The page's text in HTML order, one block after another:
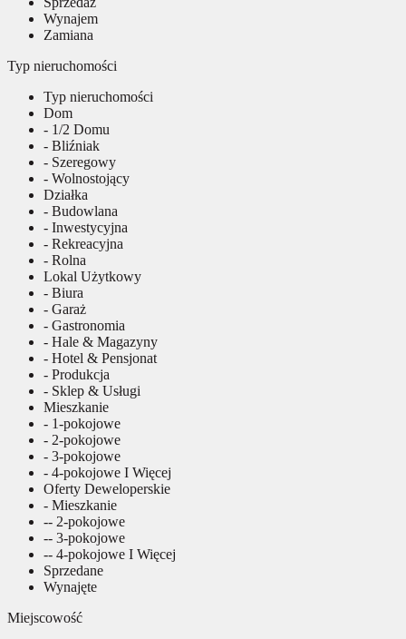
Wynajem
Zamiana
Typ nieruchomości
Typ nieruchomości
Dom
- 1/2 Domu
- Bliźniak
- Szeregowy
- Wolnostojący
Działka
- Budowlana
- Inwestycyjna
- Rekreacyjna
- Rolna
Lokal Użytkowy
- Biura
- Garaż
- Gastronomia
- Hale & Magazyny
- Hotel & Pensjonat
- Produkcja
- Sklep & Usługi
Mieszkanie
- 1-pokojowe
- 2-pokojowe
- 3-pokojowe
- 4-pokojowe I Więcej
Oferty Deweloperskie
- Mieszkanie
-- 2-pokojowe
-- 3-pokojowe
-- 4-pokojowe I Więcej
Sprzedane
Wynajęte
Miejscowość